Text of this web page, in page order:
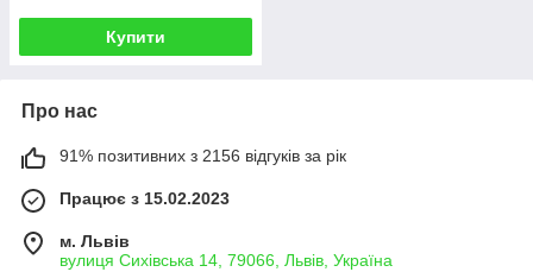
Купити
Про нас
91% позитивних з 2156 відгуків за рік
Працює з 15.02.2023
м. Львів
вулиця Сихівська 14, 79066, Львів, Україна